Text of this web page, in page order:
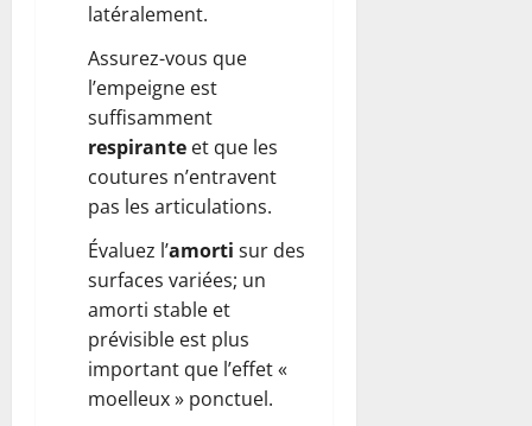
latéralement.
Assurez-vous que
l’empeigne est
suffisamment
respirante et que les
coutures n’entravent
pas les articulations.
Évaluez l’amorti sur des
surfaces variées; un
amorti stable et
prévisible est plus
important que l’effet «
moelleux » ponctuel.